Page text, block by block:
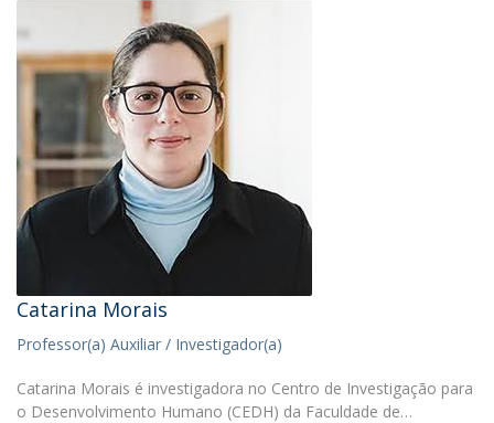
Catarina Morais
Professor(a) Auxiliar / Investigador(a)
Catarina Morais é investigadora no Centro de Investigação para
o Desenvolvimento Humano (CEDH) da Faculdade de…